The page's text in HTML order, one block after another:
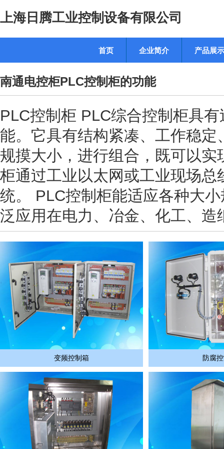
上海日腾工业控制设备有限公司
首页 企业简介 产品展示
南通电控柜PLC控制柜的功能
PLC控制柜 PLC综合控制柜具
能。它具有结构紧凑、工作稳
规摸大小，进行组合，既可以
柜通过工业以太网或工业现场
统。 PLC控制柜能适应各种大
泛应用在电力、冶金、化工、
变频控制箱 防腐